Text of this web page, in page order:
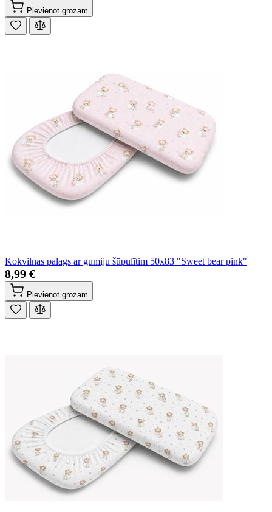
Pievienot grozam
Kokvilnas palags ar gumiju šūpulītim 50x83 "Sweet bear pink"
8,99 €
Pievienot grozam